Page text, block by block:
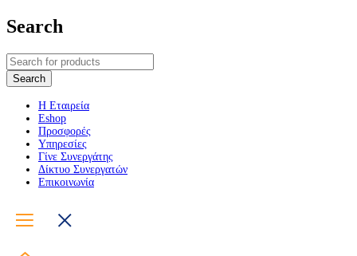
Search
Η Εταιρεία
Eshop
Προσφορές
Υπηρεσίες
Γίνε Συνεργάτης
Δίκτυο Συνεργατών
Επικοινωνία